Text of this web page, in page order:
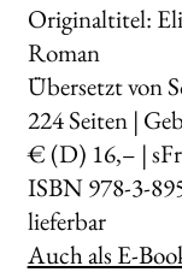
Originaltitel:
Roman
Übersetzt von
224Seiten |
€ (D) 16,– |
ISBN 978-3-
lieferbar
Auch als E-